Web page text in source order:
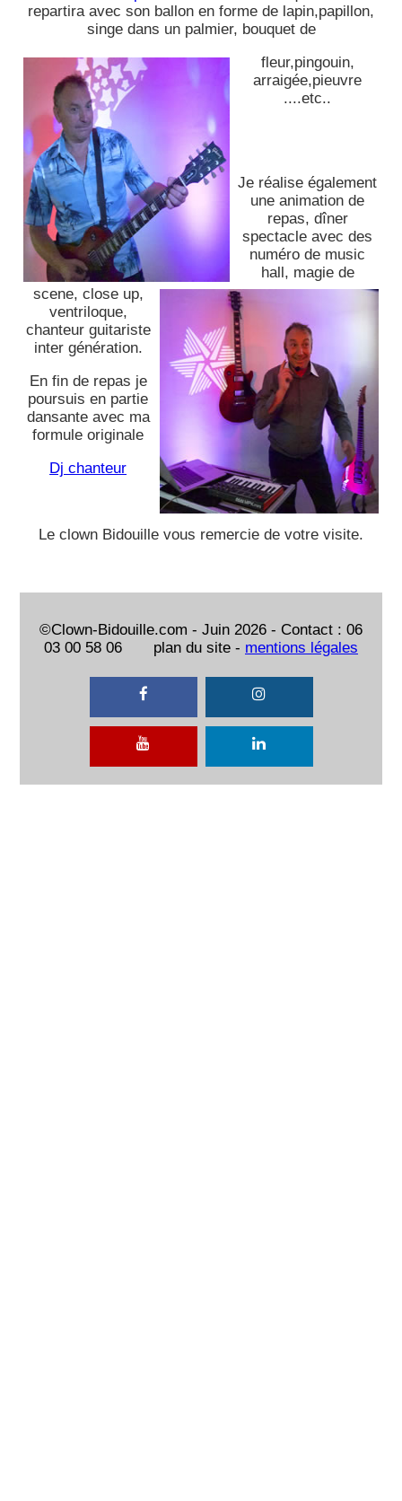
repartira avec son ballon en forme de lapin,papillon,
singe dans un palmier, bouquet de
fleur,pingouin,
arraigée,pieuvre
....etc..
Je réalise également
une animation de
repas, dîner
spectacle avec des
numéro de music
hall, magie de
scene, close up,
ventriloque,
chanteur guitariste
inter génération.
En fin de repas je
poursuis en partie
dansante avec ma
formule originale
Dj chanteur
Le clown Bidouille vous remercie de votre visite.
©Clown-Bidouille.com - Juin 2026 - Contact : 06
03 00 58 06 plan du site - mentions légales